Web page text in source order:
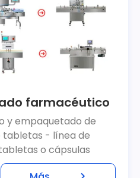
farmacéutico
y empaquetado de
tabletas - línea de
o cápsulas